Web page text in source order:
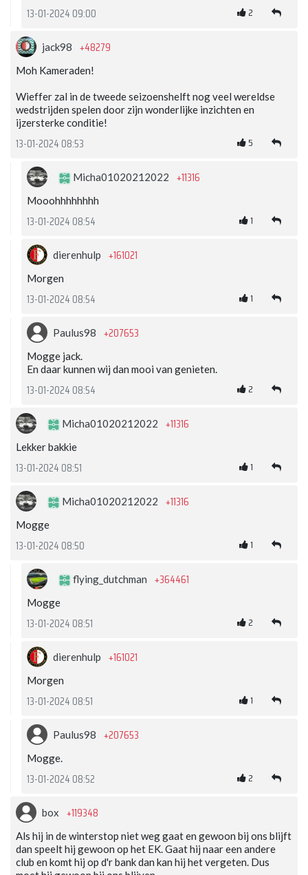
13-01-2024 09:00 2
jack98 +48279
Moh Kameraden!
Wieffer zal in de tweede seizoenshelft nog veel wereldse
wedstrijden spelen door zijn wonderlijke inzichten en
ijzersterke conditie!
13-01-2024 08:53 5
Micha01020212022 +11316
Mooohhhhhhhh
13-01-2024 08:54 1
dierenhulp +161021
Morgen
13-01-2024 08:54 1
Paulus98 +207653
Mogge jack.
En daar kunnen wij dan mooi van genieten.
13-01-2024 08:54 2
Micha01020212022 +11316
Lekker bakkie
13-01-2024 08:51 1
Micha01020212022 +11316
Mogge
13-01-2024 08:50 1
flying_dutchman +364461
Mogge
13-01-2024 08:51 2
dierenhulp +161021
Morgen
13-01-2024 08:51 1
Paulus98 +207653
Mogge.
13-01-2024 08:52 2
box +119348
Als hij in de winterstop niet weg gaat en gewoon bij ons blijft
dan speelt hij gewoon op het EK. Gaat hij naar een andere
club en komt hij op d'r bank dan kan hij het vergeten. Dus